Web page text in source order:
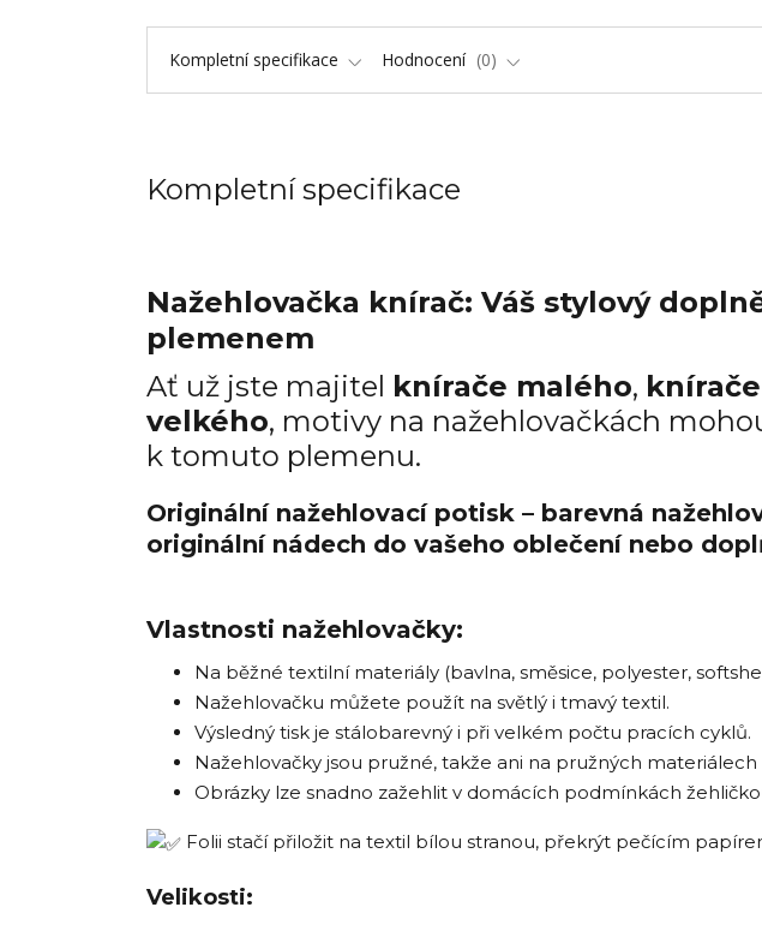
Kompletní specifikace Hodnocení 0
Kompletní specifikace
Nažehlovačka knírač: Váš stylový
plemenem
Ať už jste majitel knírače malého,
velkého, motivy na nažehlovačkách
k tomuto plemenu.
Originální nažehlovací potisk – barevná
originální nádech do vašeho oblečení nebo
Vlastnosti nažehlovačky:
Na běžné textilní materiály (bavlna, směsice, polyester,
Nažehlovačku můžete použít na světlý i tmavý textil.
Výsledný tisk je stálobarevný i při velkém počtu pracích cyklů.
Nažehlovačky jsou pružné, takže ani na pružných materiálech
Obrázky lze snadno zažehlit v domácích podmínkách
Folii stačí přiložit na textil bílou stranou, překrýt pečícím
Velikosti: